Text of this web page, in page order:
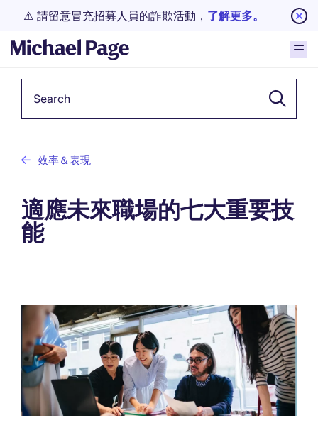
⚠️ 請留意冒充招募人員的詐欺活動， 了解更多。
效率＆表現
適應未來職場的七大重要技
能